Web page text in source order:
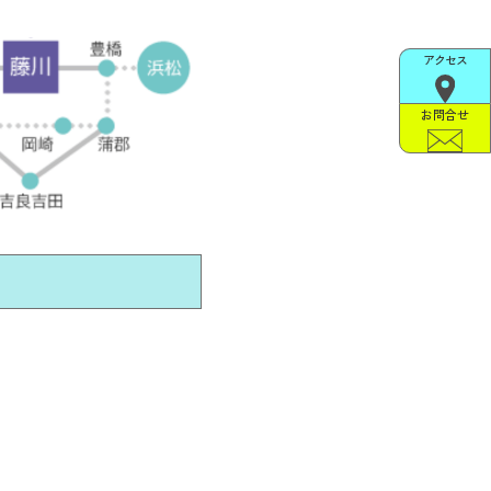
アクセス
お問合せ